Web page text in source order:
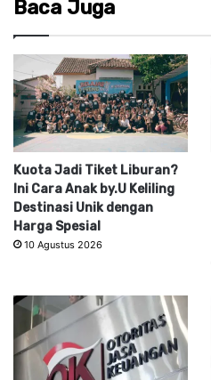
Baca Juga
Kuota Jadi Tiket Liburan?
Ini Cara Anak by.U Keliling
Destinasi Unik dengan
Harga Spesial
10 Agustus 2026